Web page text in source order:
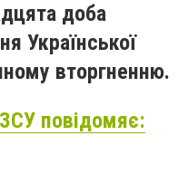
доба
Української
вторгненню.
повідомяє: